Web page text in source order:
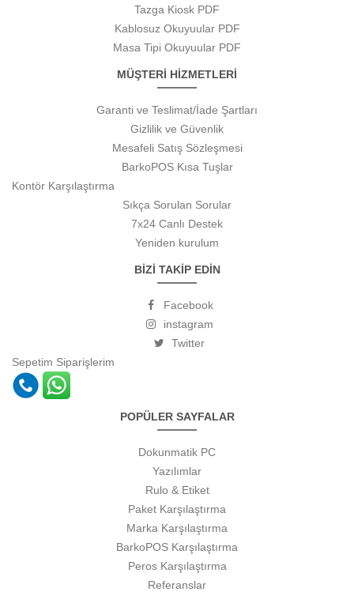
Tazga Kiosk PDF
Kablosuz Okuyuular PDF
Masa Tipi Okuyuular PDF
MÜŞTERİ HİZMETLERİ
Garanti ve Teslimat/İade Şartları
Gizlilik ve Güvenlik
Mesafeli Satış Sözleşmesi
BarkoPOS Kısa Tuşlar
Kontör Karşılaştırma
Sıkça Sorulan Sorular
7x24 Canlı Destek
Yeniden kurulum
BİZİ TAKİP EDİN
Facebook
instagram
Twitter
Sepetim Siparişlerim
POPÜLER SAYFALAR
Dokunmatik PC
Yazılımlar
Rulo & Etiket
Paket Karşılaştırma
Marka Karşılaştırma
BarkoPOS Karşılaştırma
Peros Karşılaştırma
Referanslar